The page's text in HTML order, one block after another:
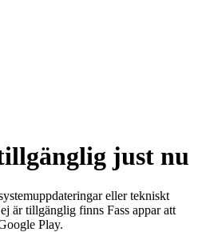
just nu
eller tekniskt
är tillgänglig finns Fass appar att
Play.